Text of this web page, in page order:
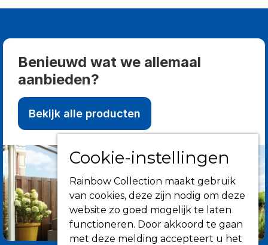
Benieuwd wat we allemaal
aanbieden?
Bekijk alle producten
Cookie-instellingen
Rainbow Collection maakt gebruik
van cookies, deze zijn nodig om deze
website zo goed mogelijk te laten
functioneren. Door akkoord te gaan
met deze melding accepteert u het